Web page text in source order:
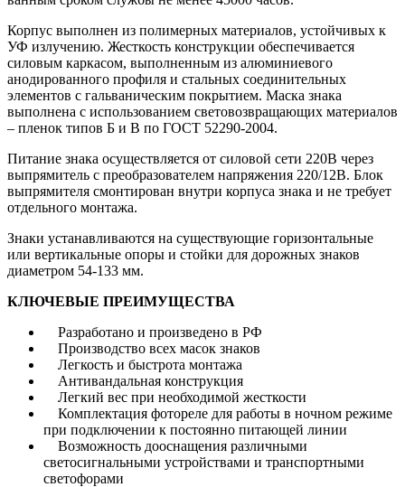
Корпус выполнен из полимерных материалов, устойчивых к
УФ излучению. Жесткость конструкции обеспечивается
силовым каркасом, выполненным из алюминиевого
анодированного профиля и стальных соединительных
элементов с гальваническим покрытием. Маска знака
выполнена с использованием световозвращающих материалов
– пленок типов Б и В по ГОСТ 52290-2004.
Питание знака осуществляется от силовой сети 220В через
выпрямитель с преобразователем напряжения 220/12В. Блок
выпрямителя смонтирован внутри корпуса знака и не требует
отдельного монтажа.
Знаки устанавливаются на существующие горизонтальные
или вертикальные опоры и стойки для дорожных знаков
диаметром 54-133 мм.
КЛЮЧЕВЫЕ ПРЕИМУЩЕСТВА
Разработано и произведено в РФ
Производство всех масок знаков
Легкость и быстрота монтажа
Антивандальная конструкция
Легкий вес при необходимой жесткости
Комплектация фотореле для работы в ночном режиме
при подключении к постоянно питающей линии
Возможность дооснащения различными
светосигнальными устройствами и транспортными
светофорами